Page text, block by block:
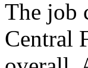
The job
Central